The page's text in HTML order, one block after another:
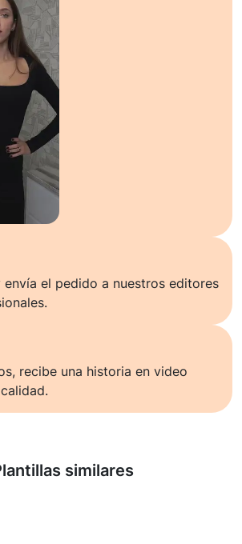
envía el pedido a nuestros editores
recibe una historia en video
similares
Saber más